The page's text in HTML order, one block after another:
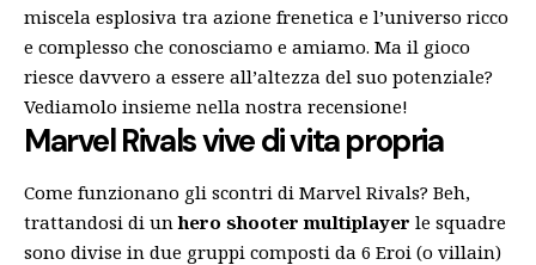
miscela esplosiva tra azione frenetica e l’universo ricco
e complesso che conosciamo e amiamo. Ma il gioco
riesce davvero a essere all’altezza del suo potenziale?
Vediamolo insieme nella nostra recensione!
Marvel Rivals vive di vita propria
Come funzionano gli scontri di Marvel Rivals? Beh,
trattandosi di unhero shooter multiplayer le squadre
sono divise in due gruppi composti da 6 Eroi (o villain)